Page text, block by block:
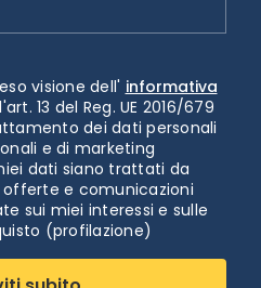
visione dell' informativa
13 del Reg. UE 2016/679
dei dati personali
e di marketing
dati siano trattati da
offerte e comunicazioni
sui miei interessi e sulle
(profilazione)